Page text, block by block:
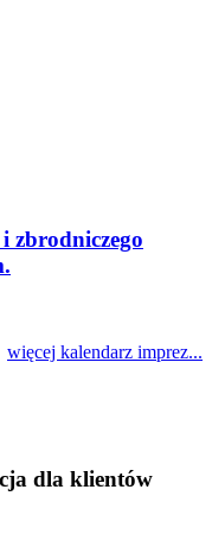
zbrodniczego
więcej kalendarz imprez...
dla klientów